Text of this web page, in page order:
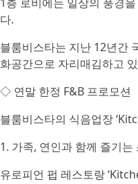
다.
블룸비스타는 지난 12년간
화공간으로 자리매김하고
◇ 연말 한정 F&B 프로모션
블룸비스타의 식음업장
1. 가족, 연인과 함께 즐기
유로피언 펍 레스토랑